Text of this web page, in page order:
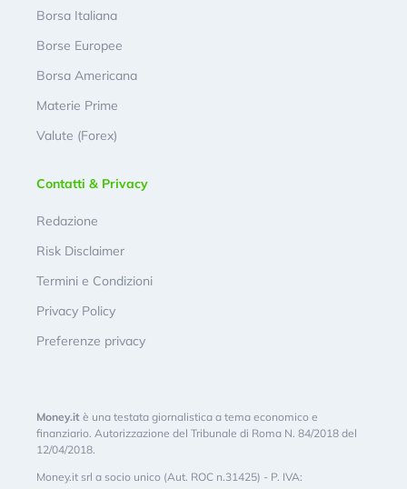
Borsa Italiana
Borse Europee
Borsa Americana
Materie Prime
Valute (Forex)
Contatti & Privacy
Redazione
Risk Disclaimer
Termini e Condizioni
Privacy Policy
Preferenze privacy
Money.it è una testata giornalistica a tema economico e
finanziario. Autorizzazione del Tribunale di Roma N. 84/2018 del
12/04/2018.
Money.it srl a socio unico (Aut. ROC n.31425) - P. IVA: